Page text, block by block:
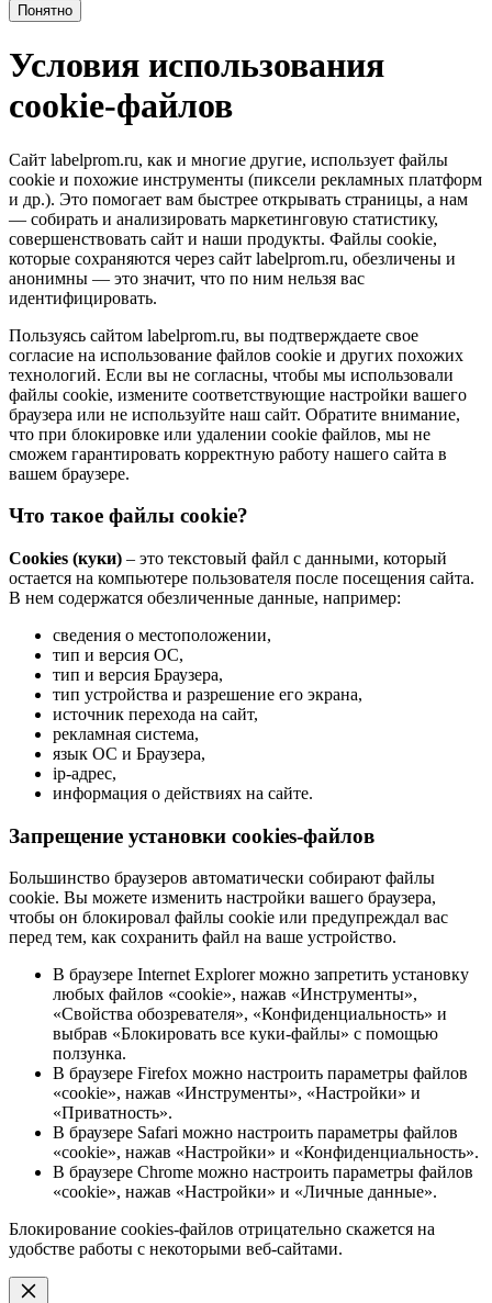
Понятно
Условия использования
cookie-файлов
Сайт labelprom.ru, как и многие другие, использует файлы
cookie и похожие инструменты (пиксели рекламных платформ
и др.). Это помогает вам быстрее открывать страницы, а нам
— собирать и анализировать маркетинговую статистику,
совершенствовать сайт и наши продукты. Файлы сookie,
которые сохраняются через сайт labelprom.ru, обезличены и
анонимны — это значит, что по ним нельзя вас
идентифицировать.
Пользуясь сайтом labelprom.ru, вы подтверждаете свое
согласие на использование файлов cookie и других похожих
технологий. Если вы не согласны, чтобы мы использовали
файлы cookie, измените соответствующие настройки вашего
браузера или не используйте наш сайт. Обратите внимание,
что при блокировке или удалении cookie файлов, мы не
сможем гарантировать корректную работу нашего сайта в
вашем браузере.
Что такое файлы cookie?
Cookies (куки) – это текстовый файл с данными, который
остается на компьютере пользователя после посещения сайта.
В нем содержатся обезличенные данные, например:
сведения о местоположении,
тип и версия ОС,
тип и версия Браузера,
тип устройства и разрешение его экрана,
источник перехода на сайт,
рекламная система,
язык ОС и Браузера,
ip-адрес,
информация о действиях на сайте.
Запрещение установки cookies-файлов
Большинство браузеров автоматически собирают файлы
cookie. Вы можете изменить настройки вашего браузера,
чтобы он блокировал файлы cookie или предупреждал вас
перед тем, как сохранить файл на ваше устройство.
В браузере Internet Explorer можно запретить установку
любых файлов «cookie», нажав «Инструменты»,
«Свойства обозревателя», «Конфиденциальность» и
выбрав «Блокировать все куки-файлы» с помощью
ползунка.
В браузере Firefox можно настроить параметры файлов
«cookie», нажав «Инструменты», «Настройки» и
«Приватность».
В браузере Safari можно настроить параметры файлов
«cookie», нажав «Настройки» и «Конфиденциальность».
В браузере Chrome можно настроить параметры файлов
«cookie», нажав «Настройки» и «Личные данные».
Блокирование cookies-файлов отрицательно скажется на
удобстве работы с некоторыми веб-сайтами.